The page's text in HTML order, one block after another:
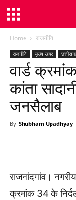
Home राजनीति
राजनीति मुख्य खबर
वार्ड
कांता
जनसैलाब
By Shubham Upadhyay
राजनांदगांव।
क्रमांक 34 के